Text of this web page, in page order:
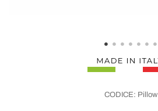
CODICE: Pillow